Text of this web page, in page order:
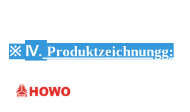
※ Ⅳ. Produktzeichnungg: